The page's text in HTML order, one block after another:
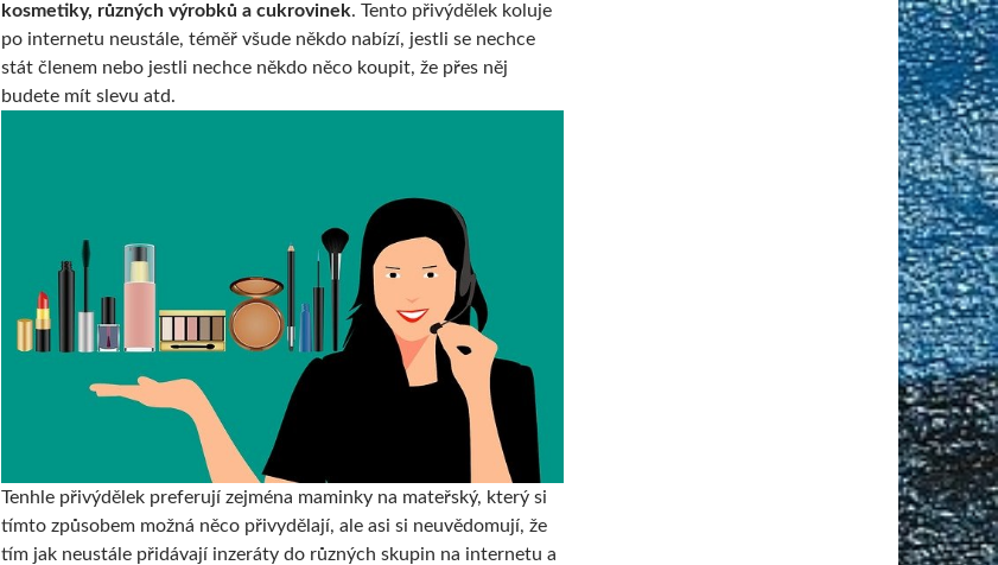
kosmetiky, různých výrobků a cukrovinek. Tento přivýdělek koluje
po internetu neustále, téměř všude někdo nabízí, jestli se nechce
stát členem nebo jestli nechce někdo něco koupit, že přes něj
budete mít slevu atd.
Tenhle přivýdělek preferují zejména maminky na mateřský, který si
tímto způsobem možná něco přivydělají, ale asi si neuvědomují, že
tím jak neustále přidávají inzeráty do různých skupin na internetu a